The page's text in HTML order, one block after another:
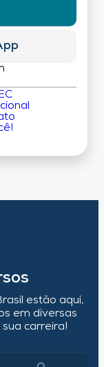
estão aqui,
em diversas
carreira!